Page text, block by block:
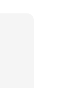
tidak
sama